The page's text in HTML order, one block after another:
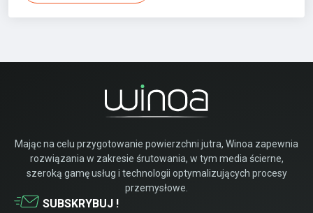
Mając na celu przygotowanie powierzchni jutra, Winoa zapewnia
rozwiązania w zakresie śrutowania, w tym media ścierne,
szeroką gamę usług i technologii optymalizujących procesy
przemysłowe.
SUBSKRYBUJ !